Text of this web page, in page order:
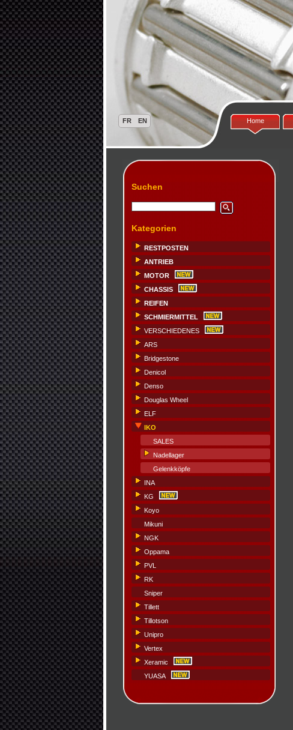
Home
Suchen
Kategorien
RESTPOSTEN
ANTRIEB
MOTOR
CHASSIS
REIFEN
SCHMIERMITTEL
VERSCHIEDENES
ARS
Bridgestone
Denicol
Denso
Douglas Wheel
ELF
IKO
SALES
Nadellager
Gelenkköpfe
INA
KG
Koyo
Mikuni
NGK
Oppama
PVL
RK
Sniper
Tillett
Tillotson
Unipro
Vertex
Xeramic
YUASA